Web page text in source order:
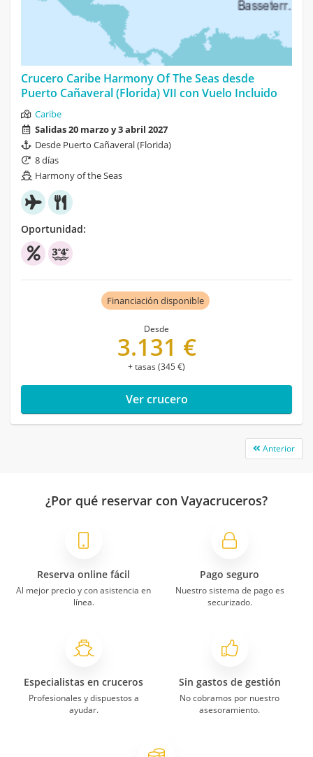
Crucero Caribe Harmony Of The Seas desde
Puerto Cañaveral (Florida) VII con Vuelo Incluido
Caribe
Salidas 20 marzo y 3 abril 2027
Desde Puerto Cañaveral (Florida)
8 días
Harmony of the Seas
Oportunidad:
Financiación disponible
Desde
3.131 €
+ tasas (345 €)
Ver crucero
Anterior
¿Por qué reservar con Vayacruceros?
Reserva online fácil
Al mejor precio y con asistencia en
línea.
Pago seguro
Nuestro sistema de pago es
securizado.
Especialistas en cruceros
Profesionales y dispuestos a
ayudar.
Sin gastos de gestión
No cobramos por nuestro
asesoramiento.